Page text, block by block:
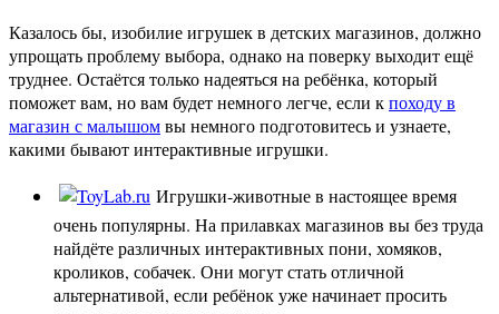
Казалось бы, изобилие игрушек в детских магазинов, должно
упрощать проблему выбора, однако на поверку выходит ещё
труднее. Остаётся только надеяться на ребёнка, который
поможет вам, но вам будет немного легче, если кпоходу в
магазин с малышомвы немного подготовитесь и узнаете,
какими бывают интерактивные игрушки.
Игрушки-животные в настоящее время
очень популярны. На прилавках магазинов вы без труда
найдёте различных интерактивных пони, хомяков,
кроликов, собачек. Они могут стать отличной
альтернативой, если ребёнок уже начинает просить